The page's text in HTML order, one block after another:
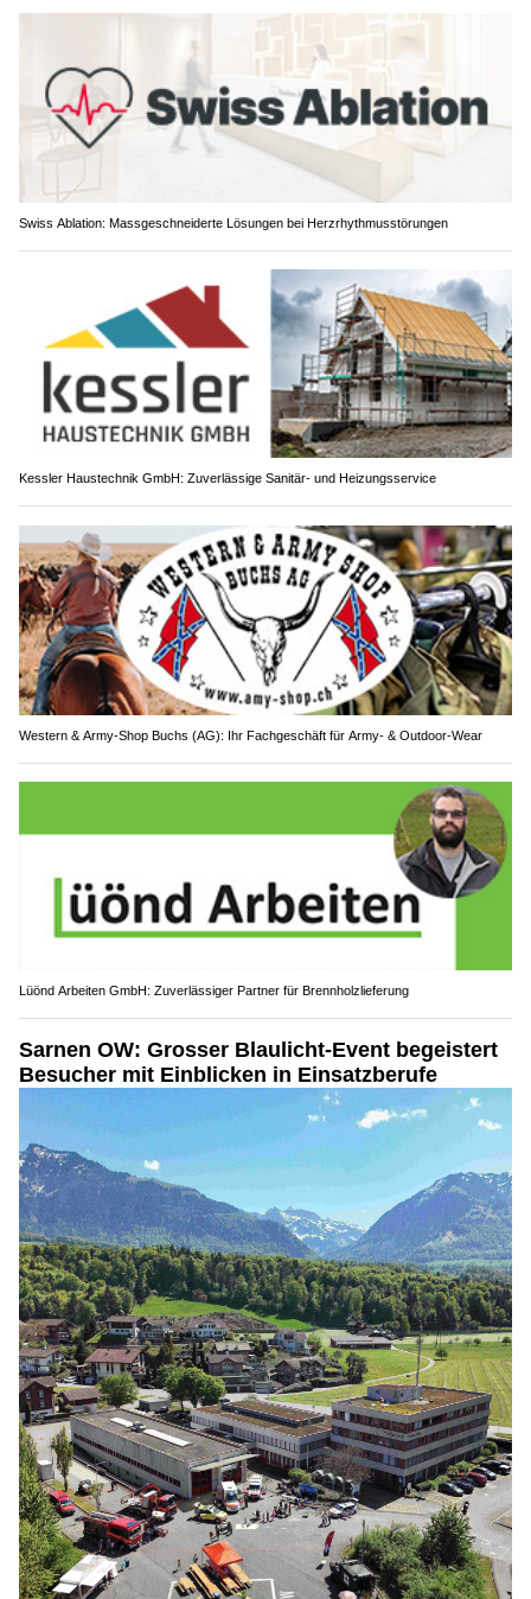
Swiss Ablation: Massgeschneiderte Lösungen bei Herzrhythmusstörungen
Kessler Haustechnik GmbH: Zuverlässige Sanitär- und Heizungsservice
Western & Army-Shop Buchs (AG): Ihr Fachgeschäft für Army- & Outdoor-Wear
Lüönd Arbeiten GmbH: Zuverlässiger Partner für Brennholzlieferung
Sarnen OW: Grosser Blaulicht-Event begeistert
Besucher mit Einblicken in Einsatzberufe